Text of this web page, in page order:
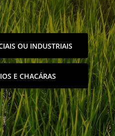
OU INDUSTRIAIS
E CHACÁRAS